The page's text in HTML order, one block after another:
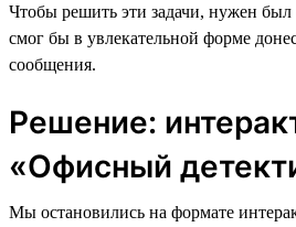
Чтобы решить эти задачи, нужен
смог бы в увлекательной форме
сообщения.
Решение:
«Офисный
Мы остановились на формате